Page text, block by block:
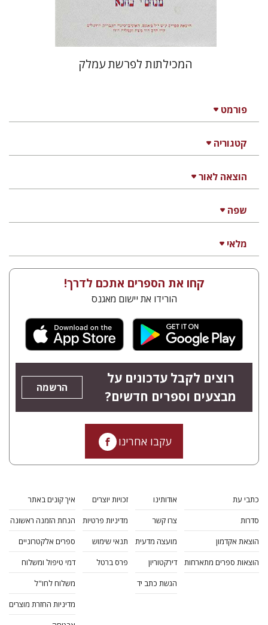
פורמט
קטגוריה
הוצאה לאור
שפה
מלאי
$46
$41
המכילתות לפרשת עמלק
קחו את הספרים אתכם לדרך!
הורידו את יישום מאגנס
רוצים לקבל עדכונים על
מבצעים וספרים חדשים?
הרשמה
עקבו אחרינו
כתבי עת
סדרות
הוצאת אקדמון
הוצאות ספרים מתארחות
אודותינו
צרו קשר
מועצה מדעית
דירקטוריון
הגשת כתב יד
זכויות יוצרים
מדיניות פרטיות
תנאי שימוש
פרס ברטל
איך קונים באתר
הנחת הזמנה ראשונה
ספרים אלקטרוניים
דמי טיפול ומשלוח
משלוח לחו"ל
מדיניות החזרת מוצרים